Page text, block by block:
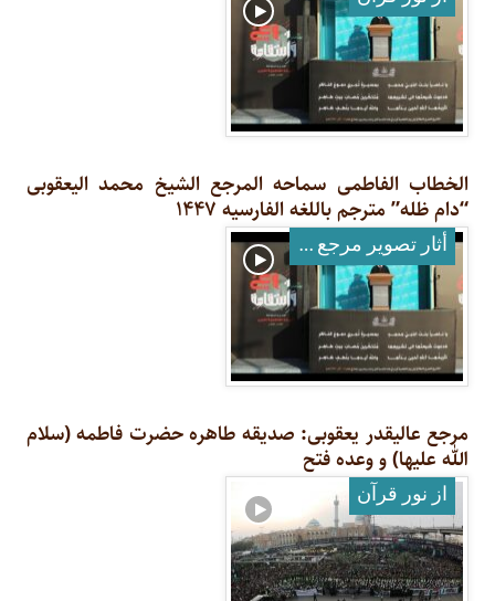
الخطاب الفاطمی سماحه المرجع الشیخ محمد الیعقوبی
“دام ظله” مترجم باللغه الفارسیه ۱۴۴۷
أثار تصوير مرجع معظم له
مرجع عالیقدر یعقوبی: صدیقه طاهره حضرت فاطمه (سلام‌
الله‌ علیها) و وعده فتح
از نور قرآن